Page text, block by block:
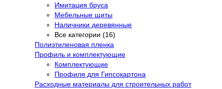
Имитация бруса
Мебельные щиты
Наличники деревянные
Все категории (16)
Полиэтиленовая пленка
Профиль и комплектующие
Комплектующие
Профиля для Гипсокартона
Расходные материалы для строительных работ